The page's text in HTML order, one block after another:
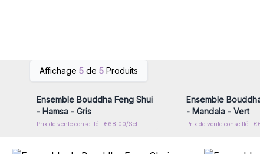
Affichage 5 de 5 Produits
vous pour accéder aux prix de
gros
Ensemble Bouddha Feng Shui
- Hamsa - Gris
Prix de vente conseillé : €68.00/Set
Ensemble
- Mandala - Vert
Prix de vente conseillé :